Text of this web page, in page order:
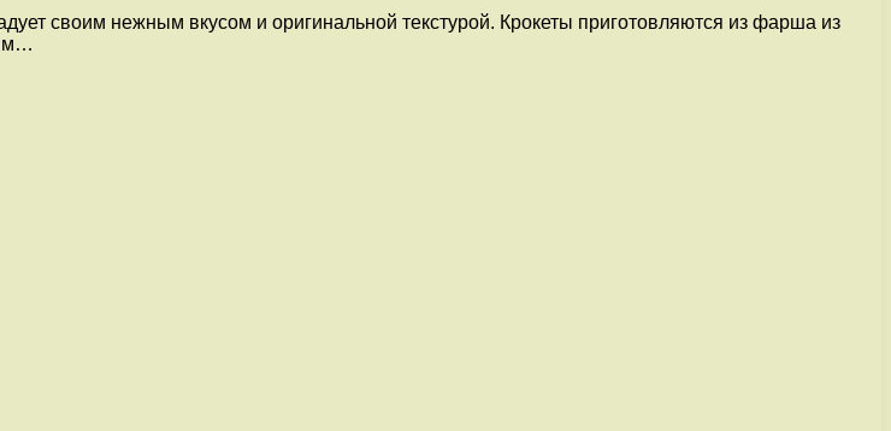
своим нежным вкусом и оригинальной текстурой. Крокеты приготовляются из фарша из